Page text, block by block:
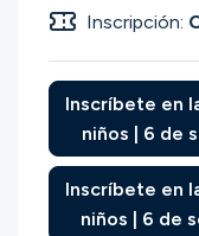
Inscripción:
Inscríbete en
niños | 6 de
Inscríbete en
niños | 6 de